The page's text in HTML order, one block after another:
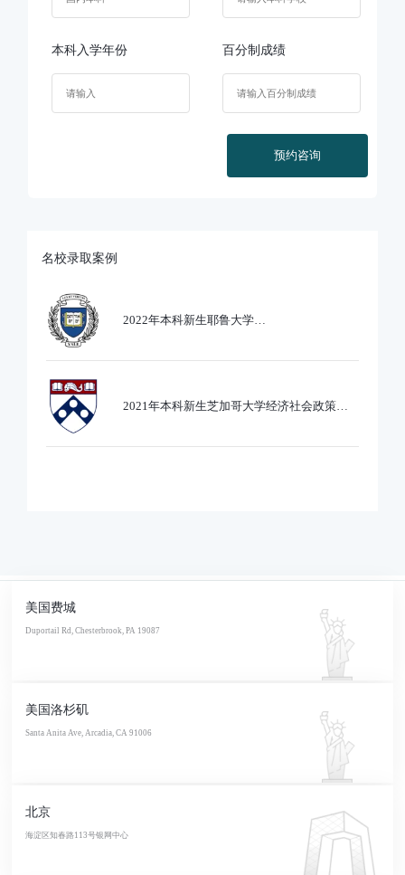
本科入学年份 百分制成绩
预约咨询
名校录取案例
2022年本科新生耶鲁大学
2021年本科新生芝加哥大学经济社会政策专
美国费城
Duportail Rd, Chesterbrook, PA 19087
美国洛杉矶
Santa Anita Ave, Arcadia, CA 91006
北京
海淀区知春路113号银网中心